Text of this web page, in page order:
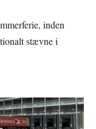
inden
stævne i